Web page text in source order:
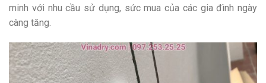
minh với nhu cầu sử dụng, sức mua của các gia đình ngày
càng tăng.